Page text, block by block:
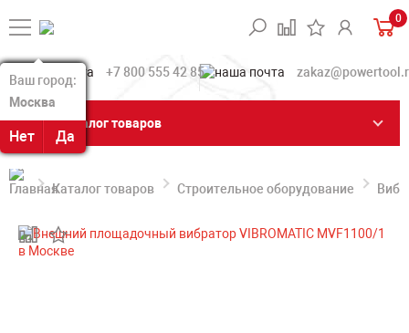
Ваш город:
Москва
Нет Да
Ваш город:
Москва
Нет Да
0
+7 800 555 42 85
Каталог товаров
Каталог товаров Строительное оборудование